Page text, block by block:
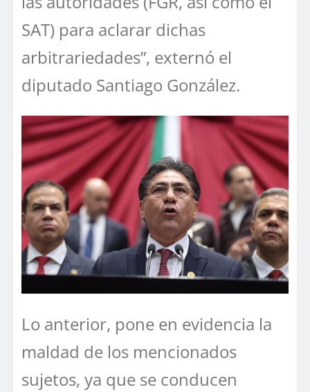
SAT) para aclarar dichas
arbitrariedades”, externó el
diputado Santiago González.
Lo anterior, pone en evidencia la
maldad de los mencionados
sujetos, ya que se conducen